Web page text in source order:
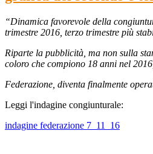
“Dinamica favorevole della
trimestre 2016, terzo trimestre più
Riparte la pubblicità, ma non sulla
coloro che compiono 18 anni nel
Federazione, diventa finalmente
Leggi l'indagine congiunturale:
indagine federazione 7_11_16